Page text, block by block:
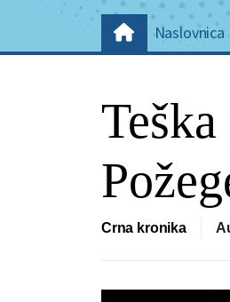
Naslovnica
Crna kronika